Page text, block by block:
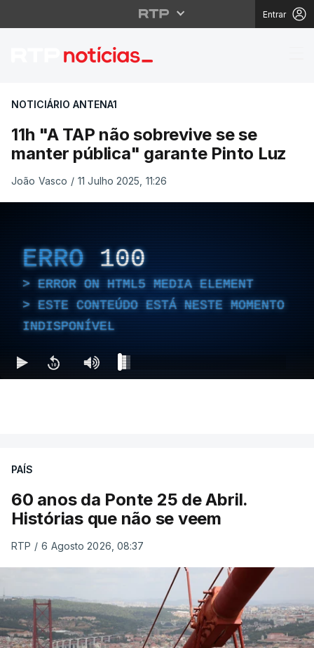
Entrar
11h "A TAP não
NOTICIÁRIO ANTENA1
11h "A TAP não sobrevive se se
manter pública" garante Pinto Luz
João Vasco / 11 Julho 2025, 11:26
ERRO 100
ERROR ON HTML5 MEDIA ELEMENT
ESTE CONTEÚDO ESTÁ NESTE MOMENTO
INDISPONÍVEL
PAÍS
60 anos da Ponte 25 de Abril.
Histórias que não se veem
RTP / 6 Agosto 2026, 08:37